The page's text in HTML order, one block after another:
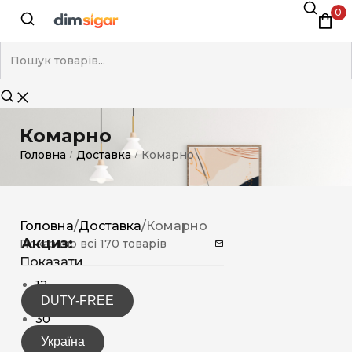
0
Комарно
Головна / Доставка / Комарно
Акциз:
DUTY-FREE
Україна
Головна/Доставка/Комарно
Показано всі 170 товарів
Показати
12
15
30